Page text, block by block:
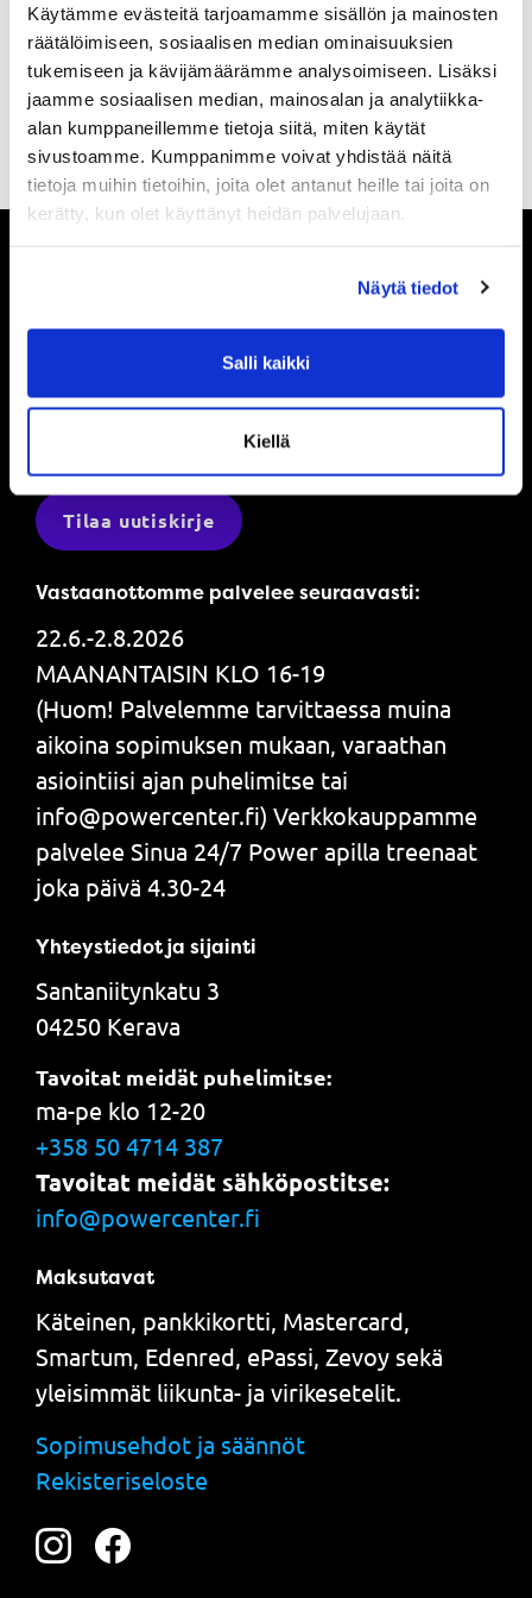
Käytämme evästeitä tarjoamamme sisällön ja mainosten
räätälöimiseen, sosiaalisen median ominaisuuksien
tukemiseen ja kävijämäärämme analysoimiseen. Lisäksi
jaamme sosiaalisen median, mainosalan ja analytiikka-
alan kumppaneillemme tietoja siitä, miten käytät
sivustoamme. Kumppanimme voivat yhdistää näitä
tietoja muihin tietoihin, joita olet antanut heille tai joita on
kerätty, kun olet käyttänyt heidän palvelujaan.
Näytä tiedot
Salli kaikki
Kiellä
Liity Powerin jäseneksi täältä
Pysy ajan tasalla
Ole ensimmäinen, joka saa tietää mitä
Powerilla tapahtuu ja saat ensimmäisenä
Tilaa uutiskirje
Vastaanottomme palvelee seuraavasti:
22.6.-2.8.2026
MAANANTAISIN KLO 16-19
(Huom! Palvelemme tarvittaessa muina
aikoina sopimuksen mukaan, varaathan
asiointiisi ajan puhelimitse tai
info@powercenter.fi) Verkkokauppamme
palvelee Sinua 24/7 Power apilla treenaat
joka päivä 4.30-24
Yhteystiedot ja sijainti
Santaniitynkatu 3
04250 Kerava
Tavoitat meidät puhelimitse:
ma-pe klo 12-20
+358 50 4714 387
Tavoitat meidät sähköpostitse:
info@powercenter.fi
Maksutavat
Käteinen, pankkikortti, Mastercard,
Smartum, Edenred, ePassi, Zevoy sekä
yleisimmät liikunta- ja virikesetelit.
Sopimusehdot ja säännöt
Rekisteriseloste